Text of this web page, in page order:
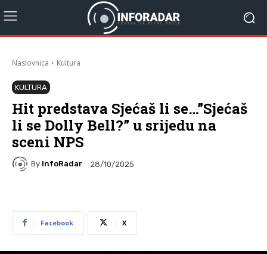
Naslovnica Kultura
KULTURA
Hit predstava Sjećaš li se…”Sjećaš
li se Dolly Bell?” u srijedu na
sceni NPS
By InfoRadar 28/10/2025
Facebook X